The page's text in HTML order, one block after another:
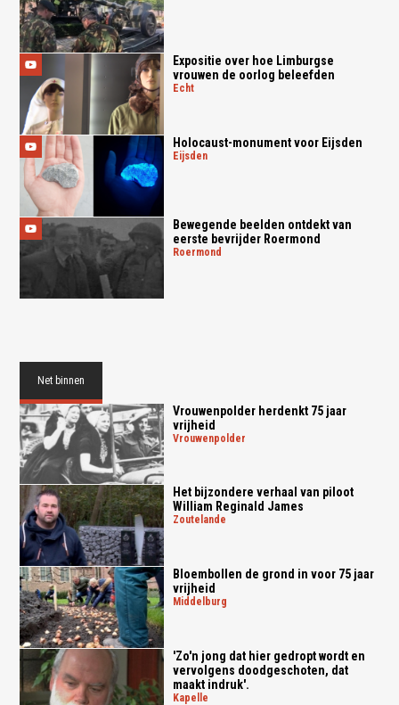
Expositie over hoe Limburgse
vrouwen de oorlog beleefden
echt
Holocaust-monument voor Eijsden
eijsden
Bewegende beelden ontdekt van
eerste bevrijder Roermond
roermond
Net binnen
Vrouwenpolder herdenkt 75 jaar
vrijheid
vrouwenpolder
Het bijzondere verhaal van piloot
William Reginald James
zoutelande
Bloembollen de grond in voor 75 jaar
vrijheid
middelburg
'Zo'n jong dat hier gedropt wordt en
vervolgens doodgeschoten, dat
maakt indruk'.
kapelle